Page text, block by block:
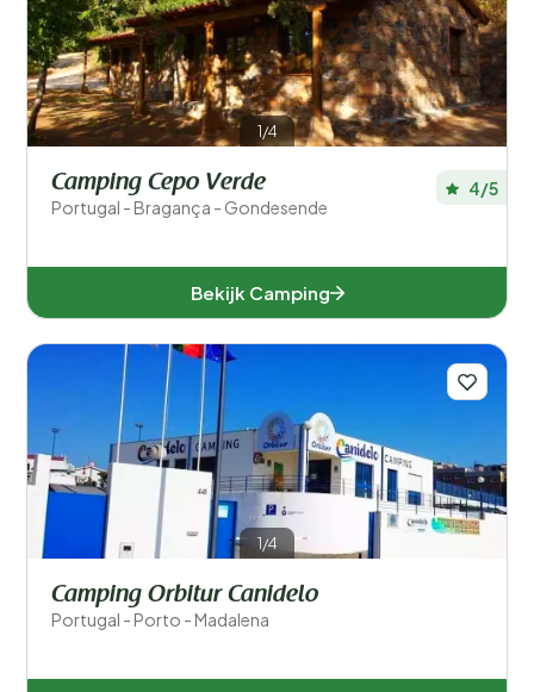
1/4
Camping Cepo Verde
Portugal - Bragança - Gondesende
4/5
Bekijk Camping
1/4
Camping Orbitur Canidelo
Portugal - Porto - Madalena